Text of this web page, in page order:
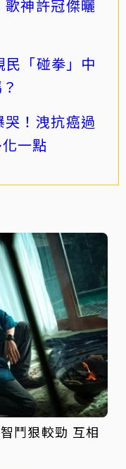
神許冠傑曬
民「碰拳」中
！洩抗癌過
一點
鬥狠較勁 互相